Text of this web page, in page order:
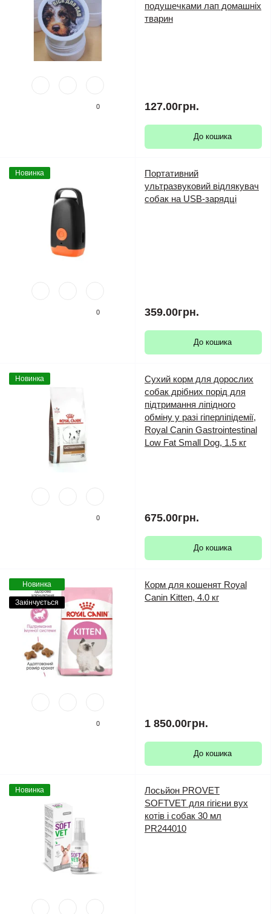
0
подушечками лап домашніх
тварин
127.00грн.
До кошика
Новинка
0
Портативний
ультразвуковий відлякувач
собак на USB-зарядці
359.00грн.
До кошика
Новинка
0
Сухий корм для дорослих
собак дрібних порід для
підтримання ліпідного
обміну у разі гіперліпідемії,
Royal Canin Gastrointestinal
Low Fat Small Dog, 1.5 кг
675.00грн.
До кошика
Новинка
Закінчується
0
Корм для кошенят Royal
Canin Kitten, 4.0 кг
1 850.00грн.
До кошика
Новинка
Лосьйон PROVET
SOFTVET для гігієни вух
котів і собак 30 мл
PR244010